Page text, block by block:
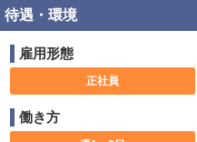
待遇・環境
雇用形態
正社員
働き方